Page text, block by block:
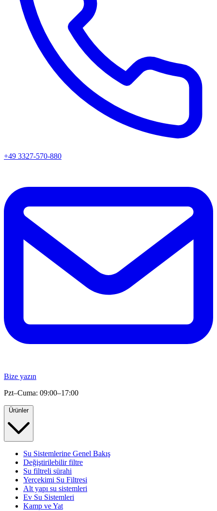
+49 3327-570-880
Bize yazın
Pzt–Cuma: 09:00–17:00
Ürünler
Su Sistemlerine Genel Bakış
Değiştirilebilir filtre
Su filtreli sürahi
Yerçekimi Su Filtresi
Alt yapı su sistemleri
Ev Su Sistemleri
Kamp ve Yat